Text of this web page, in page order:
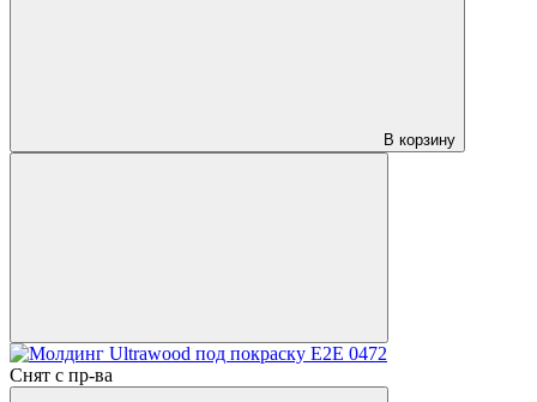
В корзину
Снят с пр-ва